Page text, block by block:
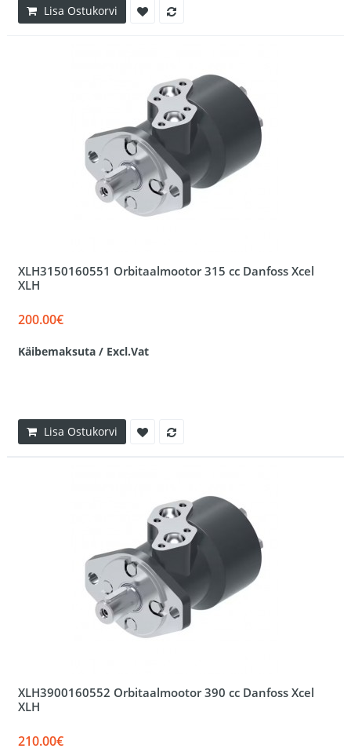
Lisa Ostukorvi
XLH3150160551 Orbitaalmootor 315 cc Danfoss Xcel
XLH
200.00€
Käibemaksuta / Excl.Vat
Lisa Ostukorvi
XLH3900160552 Orbitaalmootor 390 cc Danfoss Xcel
XLH
210.00€